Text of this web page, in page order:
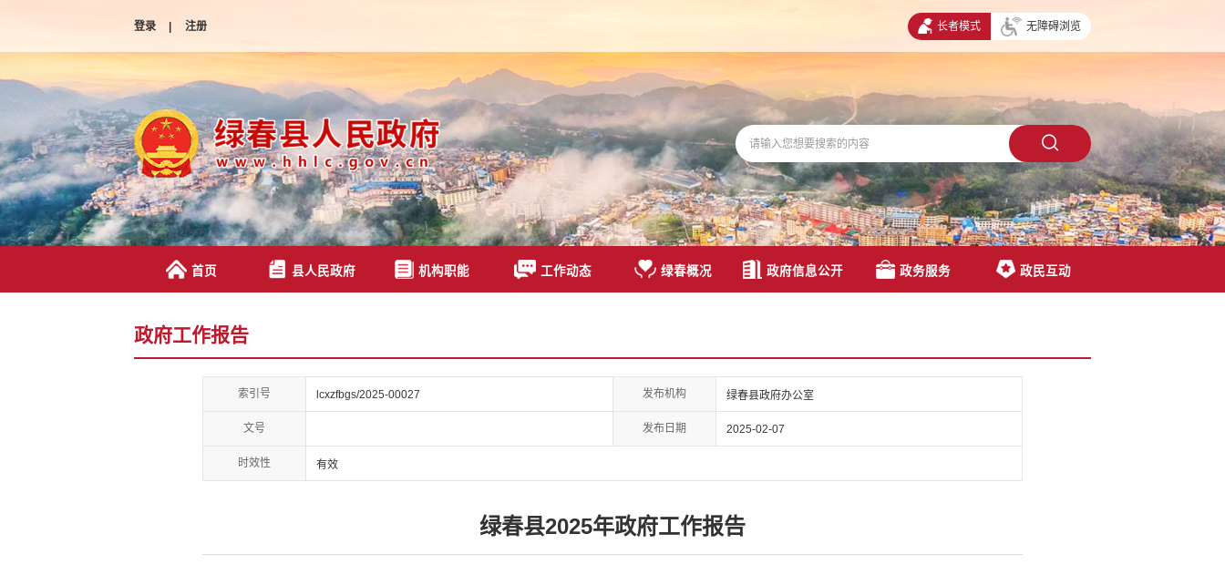
登录 | 注册 长者模式 无障碍浏览
首页 县人民政府 机构职能 工作动态 绿春概况 政府信息公开 政务服务 政民互动
政府工作报告
索引号 lcxzfbgs/2025-00027 发布机构 绿春县政府办公室
文号 发布日期 2025-02-07
时效性 有效
绿春县2025年政府工作报告